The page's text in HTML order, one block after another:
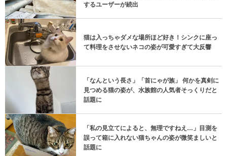
するユーザーが続出
猫は入っちゃダメな場所ほど好き！シンクに座っ
て料理をさせないネコの姿が可愛すぎて大反響
「なんという長さ」「首にゃが族」 何かを真剣に
見つめる猫の姿が、水族館の人気者そっくりだと
話題に
「私の見立てによると、無理ですねえ…」目測を
誤って箱に入れない猫ちゃんの姿が微笑ましいと
話題に